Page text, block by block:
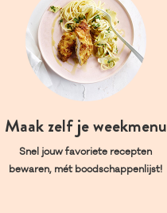
Maak zelf je weekmenu
Snel jouw favoriete recepten
bewaren, mét boodschappenlijst!